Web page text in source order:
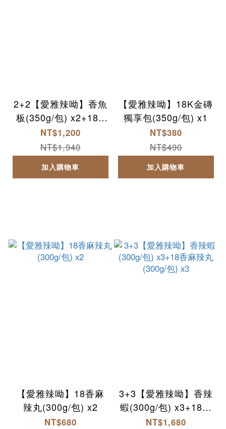
2+2【愛雅辣呦】香魚
板(350g/包) x2+18K
金磚獨享包(350g/包)
x2
NT$1,200
NT$1,940
加入購物車
【愛雅辣呦】18K金磚
獨享包(350g/包) x1
NT$380
NT$490
加入購物車
【愛雅辣呦】18香麻
辣丸(300g/包) x2
NT$680
3+3【愛雅辣呦】香辣
蝦(300g/包) x3+18香
麻辣丸(300g/包) x3
NT$1,680